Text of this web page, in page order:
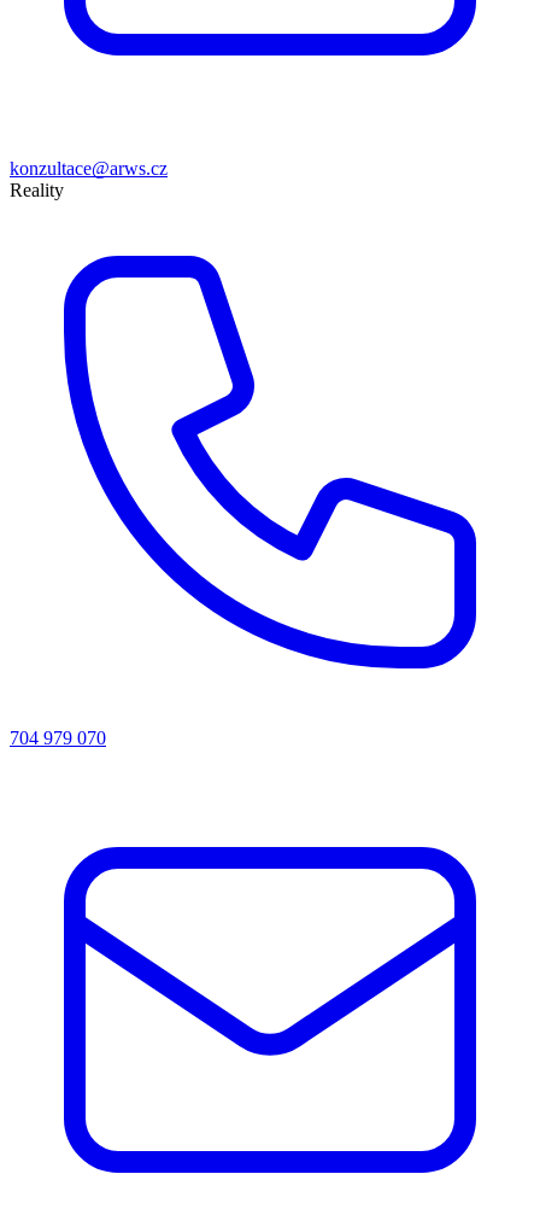
konzultace@arws.cz
Reality
704 979 070